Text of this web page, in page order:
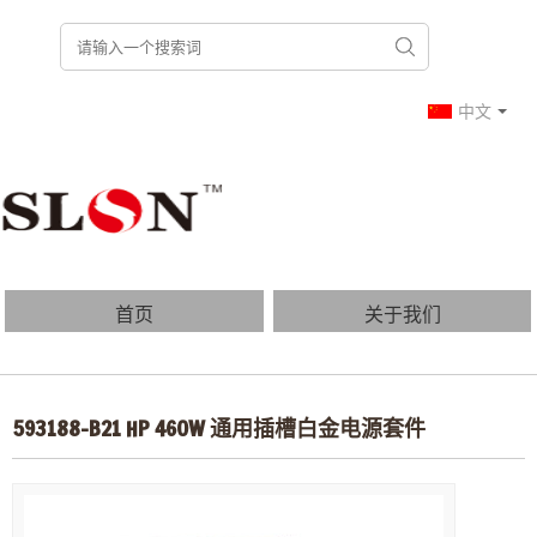
中文
首页 关于我们
产品列表 博客
常见问题 联系我们
593188-B21 HP 460W 通用插槽白金电源套件